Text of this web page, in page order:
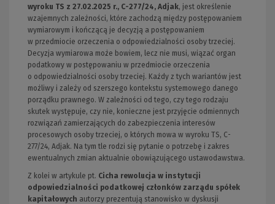
wyroku TS z 27.02.2025 r., C-277/24, Adjak, jest określenie
wzajemnych zależności, które zachodzą między postępowaniem
wymiarowym i kończącą je decyzją a postępowaniem
w przedmiocie orzeczenia o odpowiedzialności osoby trzeciej.
Decyzja wymiarowa może bowiem, lecz nie musi, wiązać organ
podatkowy w postępowaniu w przedmiocie orzeczenia
o odpowiedzialności osoby trzeciej. Każdy z tych wariantów jest
możliwy i zależy od szerszego kontekstu systemowego danego
porządku prawnego. W zależności od tego, czy tego rodzaju
skutek występuje, czy nie, konieczne jest przyjęcie odmiennych
rozwiązań zamierzających do zabezpieczenia interesów
procesowych osoby trzeciej, o których mowa w wyroku TS, C-
277/24, Adjak. Na tym tle rodzi się pytanie o potrzebę i zakres
ewentualnych zmian aktualnie obowiązującego ustawodawstwa.
Z kolei w artykule pt. Cicha rewolucja w instytucji
odpowiedzialności podatkowej członków zarządu spółek
kapitałowych autorzy prezentują stanowisko w dyskusji